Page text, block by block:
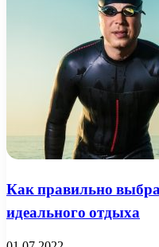
Как правильно
идеального отдыха